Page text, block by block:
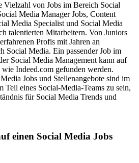
Vielzahl von Jobs im Bereich Social
Media Manager Jobs, Content
Media Specialist und Social Media
talentierten Mitarbeitern. Von Juniors
Profis mit Jahren an
Social Media. Ein passender Job im
Social Media Management kann auf
Indeed.com gefunden werden.
Jobs und Stellenangebote sind im
Teil eines Social-Media-Teams zu sein,
für Social Media Trends und
einen Social Media Jobs